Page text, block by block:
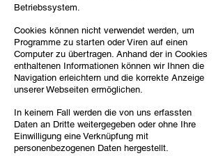
Betriebssystem.
Cookies können nicht verwendet werden, um
Programme zu starten oder Viren auf einen
Computer zu übertragen. Anhand der in Cookies
enthaltenen Informationen können wir Ihnen die
Navigation erleichtern und die korrekte Anzeige
unserer Webseiten ermöglichen.
In keinem Fall werden die von uns erfassten
Daten an Dritte weitergegeben oder ohne Ihre
Einwilligung eine Verknüpfung mit
personenbezogenen Daten hergestellt.